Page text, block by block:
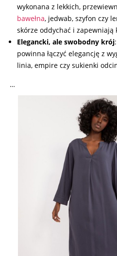
wykonana z lekkich,
bawełna, jedwab, szyfon czy
skórze oddychać i
Elegancki, ale swobodny krój
powinna łączyć elegancję z
linia, empire czy sukienki
…